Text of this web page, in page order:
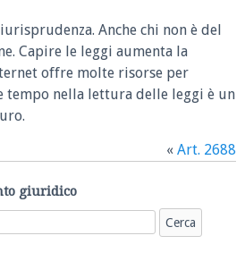
Anche chi non è del
Capire le leggi aumenta la
offre molte risorse per
tempo nella lettura delle leggi è un
« Art. 2688
giuridico